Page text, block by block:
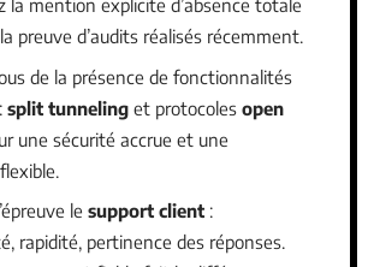
la mention explicite d’absence totale
preuve d’audits réalisés récemment.
de la présence de fonctionnalités
split tunneling et protocoles open
une sécurité accrue et une
le support client :
rapidité, pertinence des réponses.